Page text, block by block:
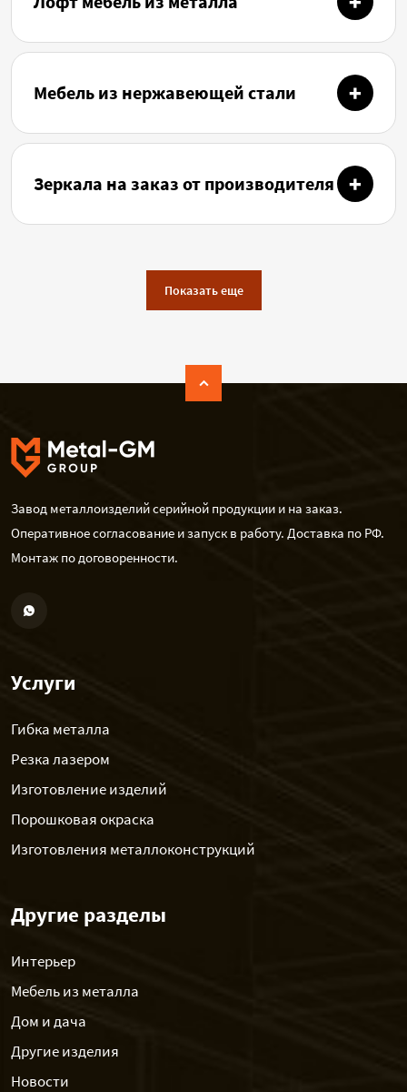
Мебель из нержавеющей стали
Зеркала на заказ от производителя
Показать еще
Завод металлоизделий серийной продукции и на заказ.
Оперативное согласование и запуск в работу. Доставка по РФ.
Монтаж по договоренности.
Услуги
Гибка металла
Резка лазером
Изготовление изделий
Порошковая окраска
Изготовления металлоконструкций
Другие разделы
Интерьер
Мебель из металла
Дом и дача
Другие изделия
Новости